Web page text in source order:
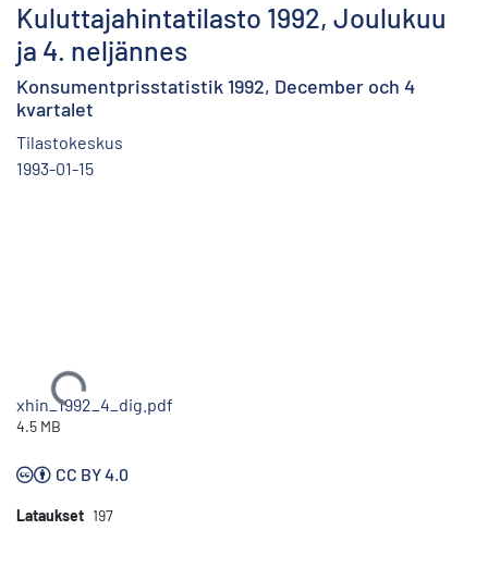
Kuluttajahintatilasto 1992, Joulukuu
ja 4. neljännes
Konsumentprisstatistik 1992, December och 4
kvartalet
Tilastokeskus
1993-01-15
Ladataan...
xhin_1992_4_dig.pdf
4.5 MB
CC BY 4.0
Lataukset 197